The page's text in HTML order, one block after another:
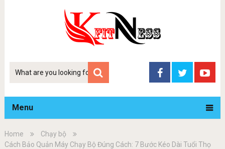
Tim
Menu
Home
Chạy bộ
Cách Bảo Quản Máy Chạy Bộ Đúng Cách: 7 Bước Kéo Dài Tuổi Thọ